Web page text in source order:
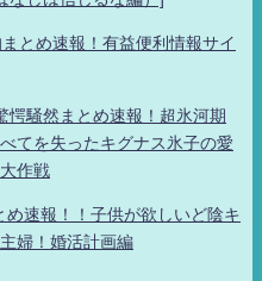
め速報！有益便利情報サイ
愕騒然まとめ速報！超氷河期
てを失ったキグナス氷子の愛
作戦
速報！！子供が欲しいど陰キ
婦！婚活計画編